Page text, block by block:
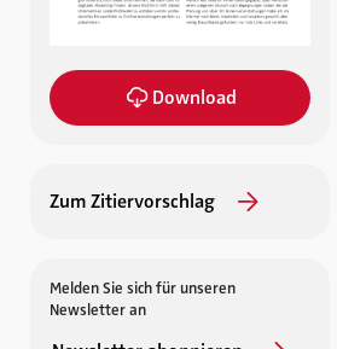
Download
Zum Zitiervorschlag
Melden Sie sich für unseren
Newsletter an